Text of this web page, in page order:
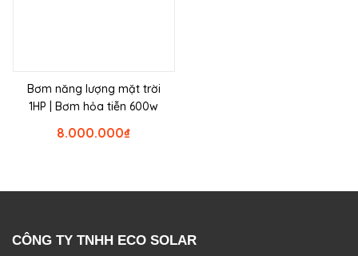
Bơm năng lượng mặt trời
1HP | Bơm hỏa tiễn 600w
₫
8.000.000
CÔNG TY TNHH ECO SOLAR